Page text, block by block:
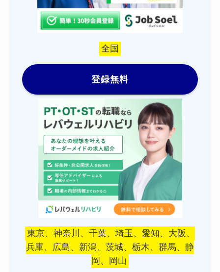
全国
登録無料
東京、神奈川、千葉、埼玉、愛知、大阪、
兵庫、広島、新潟、茨城、栃木、群馬、静
岡、岡山